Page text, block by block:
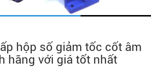
hộp số giảm tốc cốt âm
hãng với giá tốt nhất